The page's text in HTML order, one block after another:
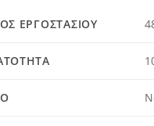
ΕΡΓΟΣΤΑΣΊΟΥ